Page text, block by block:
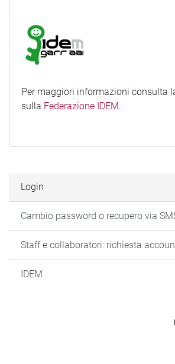
Per maggiori informazioni consulta
sulla Federazione IDEM.
Login
Cambio password o recupero via
Staff e collaboratori: richiesta
IDEM